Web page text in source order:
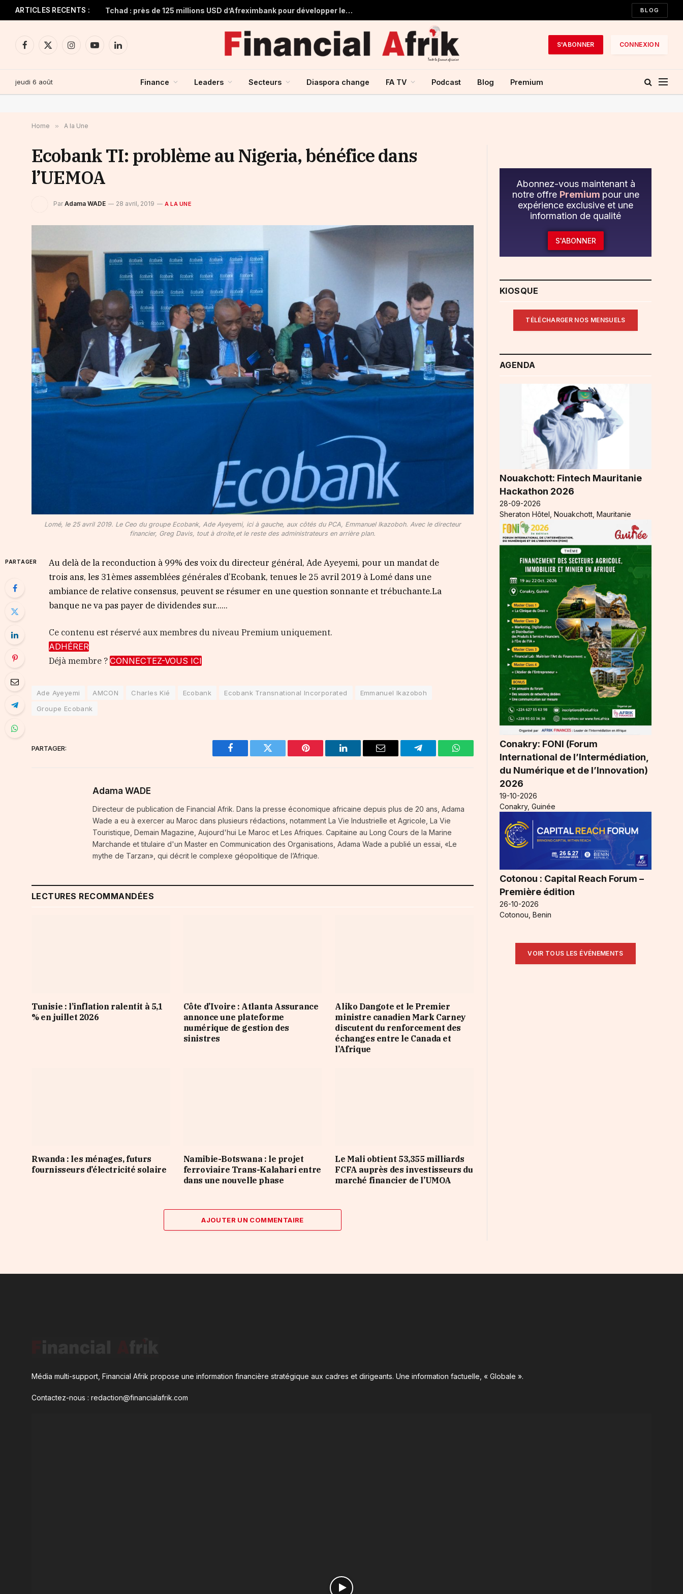
ARTICLES RECENTS : Tchad : près de 125 millions USD d’Afreximbank pour développer les infrastructures et le commerce BLOG
Facebook
X
InstagramYouTubeLinkedIn
S'ABONNER CONNEXION
jeudi 6 août Finance Leaders Secteurs Diaspora change FA TV Podcast Blog Premium
Home » A la Une
Ecobank TI: problème au Nigeria, bénéfice dans
l’UEMOA
Par Adama WADE 28 avril, 2019 A LA UNE
Lomé, le 25 avril 2019. Le Ceo du groupe Ecobank, Ade Ayeyemi, ici à gauche, aux côtés du PCA, Emmanuel Ikazoboh. Avec le directeur
financier, Greg Davis, tout à droite,et le reste des administrateurs en arrière plan.
PARTAGER
Au delà de la reconduction à 99% des voix du directeur général, Ade Ayeyemi, pour un mandat de
trois ans, les 31èmes assemblées générales d’Ecobank, tenues le 25 avril 2019 à Lomé dans une
ambiance de relative consensus, peuvent se résumer en une question sonnante et trébuchante.La
banque ne va pas payer de dividendes sur…...
Ce contenu est réservé aux membres du niveau Premium uniquement.
ADHÉRER
Déjà membre ?CONNECTEZ-VOUS ICI
Ade Ayeyemi AMCON Charles Kié Ecobank Ecobank Transnational Incorporated
Emmanuel Ikazoboh
Groupe Ecobank
PARTAGER:
Facebook Twitter Pinterest LinkedIn Email Telegram WhatsApp
Adama WADE
Directeur de publication de Financial Afrik. Dans la presse économique africaine depuis plus de 20 ans, Adama
Wade a eu à exercer au Maroc dans plusieurs rédactions, notamment La Vie Industrielle et Agricole, La Vie
Touristique, Demain Magazine, Aujourd'hui Le Maroc et Les Afriques. Capitaine au Long Cours de la Marine
Marchande et titulaire d'un Master en Communication des Organisations, Adama Wade a publié un essai, «Le
mythe de Tarzan», qui décrit le complexe géopolitique de l’Afrique.
LECTURES RECOMMANDÉES
Tunisie : l’inflation ralentit à 5,1
% en juillet 2026
Côte d’Ivoire : Atlanta Assurance
annonce une plateforme
numérique de gestion des
sinistres
Aliko Dangote et le Premier
ministre canadien Mark Carney
discutent du renforcement des
échanges entre le Canada et
l’Afrique
Rwanda : les ménages, futurs
fournisseurs d’électricité solaire
Namibie-Botswana : le projet
ferroviaire Trans-Kalahari entre
dans une nouvelle phase
Le Mali obtient 53,355 milliards
FCFA auprès des investisseurs du
marché financier de l’UMOA
AJOUTER UN COMMENTAIRE
Abonnez-vous maintenant à
notre offre Premium pour une
expérience exclusive et une
information de qualité
S'ABONNER
KIOSQUE
TÉLÉCHARGER NOS MENSUELS
AGENDA
Nouakchott: Fintech Mauritanie
Hackathon 2026
28-09-2026
Sheraton Hôtel, Nouakchott, Mauritanie
Conakry: FONI (Forum
International de l’Intermédiation,
du Numérique et de l’Innovation)
2026
19-10-2026
Conakry, Guinée
Cotonou : Capital Reach Forum –
Première édition
26-10-2026
Cotonou, Benin
VOIR TOUS LES ÉVÉNEMENTS
Média multi-support, Financial Afrik propose une information financière stratégique aux cadres et dirigeants. Une information factuelle, « Globale ».
Contactez-nous : redaction@financialafrik.com